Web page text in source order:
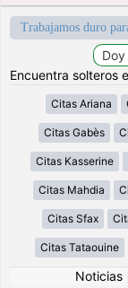
Trabajamos duro
Encuentra solteros
Citas Ariana
Citas Gabès
Citas Kasserine
Citas Mahdia
Citas Sfax
Citas Tataouine
Noticias